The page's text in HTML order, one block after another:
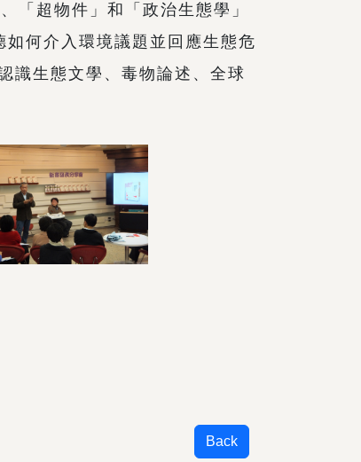
「超物件」和「政治生態學」
何介入環境議題並回應生態危
識生態文學、毒物論述、全球
Back